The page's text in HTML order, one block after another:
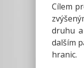
Cílem
druhu
dalším
hranic.